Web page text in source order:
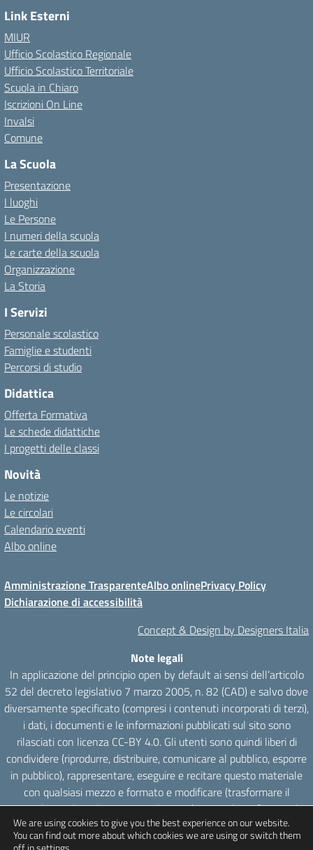
Link Esterni
MIUR
Ufficio Scolastico Regionale
Ufficio Scolastico Territoriale
Scuola in Chiaro
Iscrizioni On Line
Invalsi
Comune
La Scuola
Presentazione
I luoghi
Le Persone
I numeri della scuola
Le carte della scuola
Organizzazione
La Storia
I Servizi
Personale scolastico
Famiglie e studenti
Percorsi di studio
Didattica
Offerta Formativa
Le schede didattiche
I progetti delle classi
Novità
Le notizie
Le circolari
Calendario eventi
Albo online
Amministrazione TrasparenteAlbo onlinePrivacy Policy
Dichiarazione di accessibilità
Concept & Design by Designers Italia
Note legali
In applicazione del principio open by default ai sensi dell’articolo
52 del decreto legislativo 7 marzo 2005, n. 82 (CAD) e salvo dove
diversamente specificato (compresi i contenuti incorporati di terzi),
i dati, i documenti e le informazioni pubblicati sul sito sono
rilasciati con licenza CC-BY 4.0. Gli utenti sono quindi liberi di
condividere (riprodurre, distribuire, comunicare al pubblico, esporre
in pubblico), rappresentare, eseguire e recitare questo materiale
con qualsiasi mezzo e formato e modificare (trasformare il
materiale e utilizzarlo per opere derivate) per qualsiasi fine, anche
commerciale con il solo onere di attribuzione, senza apporre
restrizioni aggiuntive.
We are using cookies to give you the best experience on our website.
You can find out more about which cookies we are using or switch them